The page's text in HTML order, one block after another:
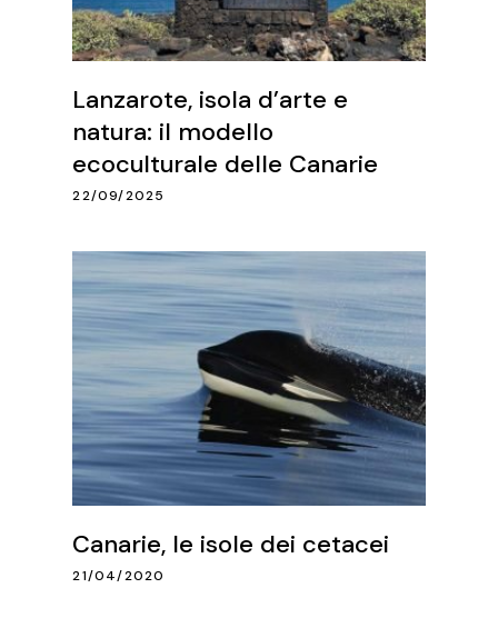
Lanzarote, isola d’arte e
natura: il modello
ecoculturale delle Canarie
22/09/2025
Canarie, le isole dei cetacei
21/04/2020